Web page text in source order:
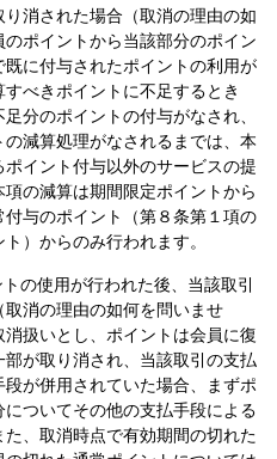
消された場合（取消の理由の如
ポイントから当該部分のポイン
既に付与されたポイントの利用が
べきポイントに不足するとき
分のポイントの付与がなされ、
減算処理がなされるまでは、本
イント付与以外のサービスの提
の減算は期間限定ポイントから
与のポイント（第８条第１項の
）からのみ行われます。
の使用が行われた後、当該取引
消の理由の如何を問いませ
扱いとし、ポイントは会員に復
が取り消され、当該取引の支払
が併用されていた場合、まずポ
ついてその他の支払手段による
、取消時点で有効期間の切れた